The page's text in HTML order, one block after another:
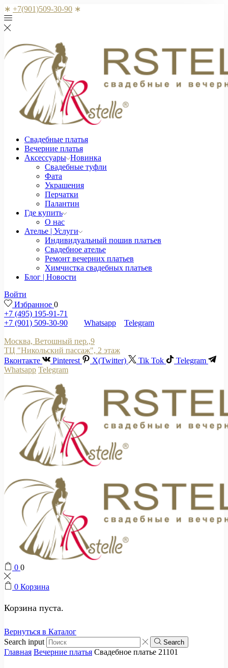
∗ +7(901)509-30-90 ∗
Свадебные платья
Вечерние платья
Аксессуары Новинка
Свадебные туфли
Фата
Украшения
Перчатки
Палантин
Где купить
О нас
Ателье | Услуги
Индивидуальный пошив платьев
Свадебное ателье
Ремонт вечерних платьев
Химчистка свадебных платьев
Блог | Новости
Войти
Избранное 0
+7 (495) 195-91-71
+7 (901) 509-30-90
Whatsapp Telegram
Москва, Ветошный пер.,9
ТЦ "Никольский пассаж", 2 этаж
Вконтакте
Pinterest X(Twitter) Tik Tok
Telegram
Whatsapp Telegram
0 0
0 Корзина
Корзина пуста.
Вернуться в Каталог
Search input
Search
Главная Вечерние платья Свадебное платье 21101